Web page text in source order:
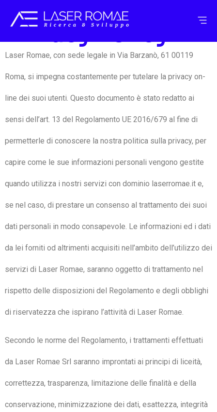
Privacy Policy
Laser Romae, con sede legale in Via Barzanò, 61 00119
Roma, si impegna costantemente per tutelare la privacy on-
line dei suoi utenti. Questo documento è stato redatto ai
sensi dell’art. 13 del Regolamento UE 2016/679 al fine di
permetterle di conoscere la nostra politica sulla privacy, per
capire come le sue informazioni personali vengono gestite
quando utilizza i nostri servizi con dominio laserromae.it e,
se nel caso, di prestare un consenso al trattamento dei suoi
dati personali in modo consapevole. Le informazioni ed i dati
da lei forniti od altrimenti acquisiti nell’ambito dell’utilizzo dei
servizi di Laser Romae, saranno oggetto di trattamento nel
rispetto delle disposizioni del Regolamento e degli obblighi
di riservatezza che ispirano l’attività di Laser Romae.
Secondo le norme del Regolamento, i trattamenti effettuati
da Laser Romae Srl saranno improntati ai principi di liceità,
correttezza, trasparenza, limitazione delle finalità e della
conservazione, minimizzazione dei dati, esattezza, integrità